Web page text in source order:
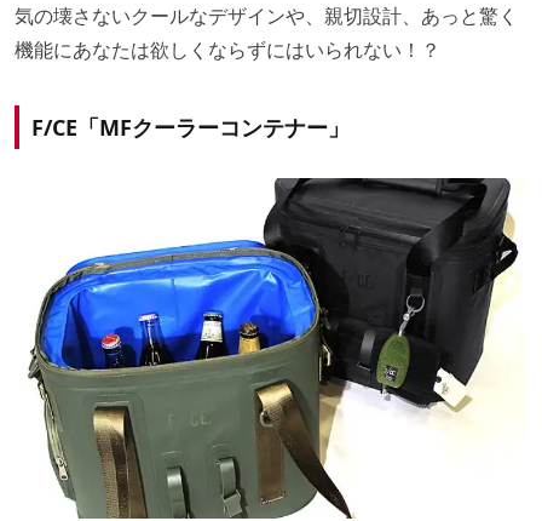
気の壊さないクールなデザインや、親切設計、あっと驚く
機能にあなたは欲しくならずにはいられない！？
F/CE「MFクーラーコンテナー」